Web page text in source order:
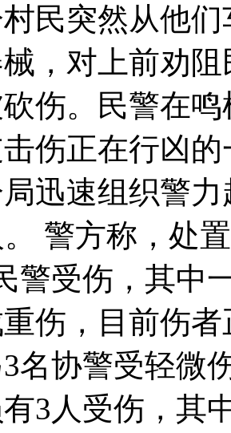
民突然从他
，对上前劝
伤。民警在
伤正在行凶
迅速组织警
。 警方称，处
警受伤，其中
伤，目前伤
名协警受轻微
3人受伤，其